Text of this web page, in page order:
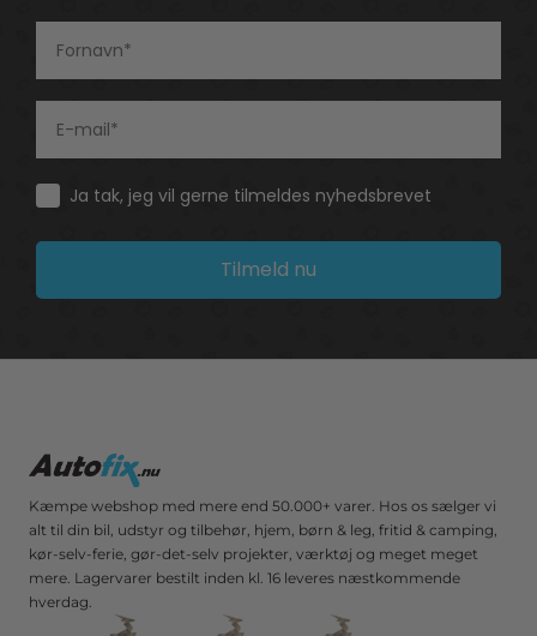
Consent
Ja tak, jeg vil gerne tilmeldes nyhedsbrevet
Tilmeld nu
Kæmpe webshop med mere end 50.000+ varer. Hos os sælger vi
alt til din bil, udstyr og tilbehør, hjem, børn & leg, fritid & camping,
kør-selv-ferie, gør-det-selv projekter, værktøj og meget meget
mere. Lagervarer bestilt inden kl. 16 leveres næstkommende
hverdag.